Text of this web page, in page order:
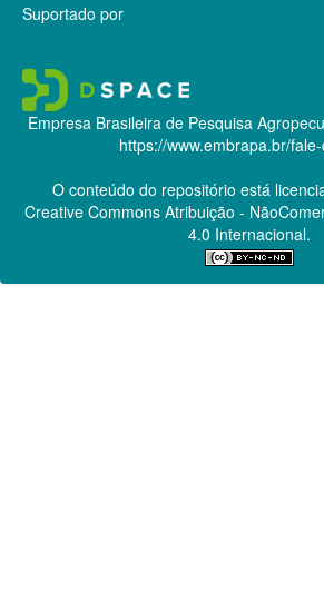
Suportado por
Empresa Brasileira de Pesquisa
https://www.embrapa.br/
O conteúdo do repositório está
Creative CommonsAtribuição -
4.0 Internacional.